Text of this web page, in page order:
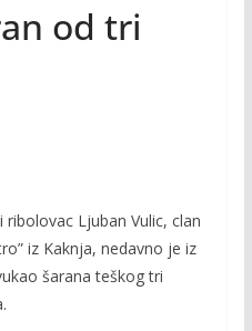
od tri
ribolovac Ljuban Vulic, clan
iz Kaknja, nedavno je iz
šarana teškog tri